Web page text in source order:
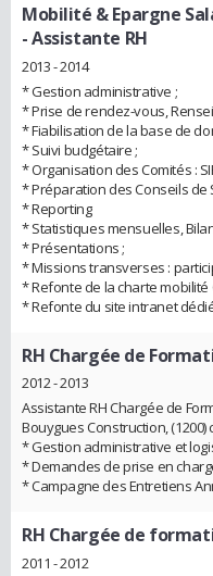
Mobilité & Epargne
- Assistante RH
2013 - 2014
* Gestion administrative ;
* Prise de rendez-vous,
* Fiabilisation de la base de
* Suivi budgétaire ;
* Organisation des Comités :
* Préparation des Conseils de
* Reporting
* Statistiques mensuelles,
* Présentations ;
* Missions transverses :
* Refonte de la charte mobilité
* Refonte du site intranet
RH Chargée de
2012 - 2013
Assistante RH Chargée de
Bouygues Construction,
* Gestion administrative et
* Demandes de prise en
* Campagne des Entretiens
RH Chargée de
2011 - 2012